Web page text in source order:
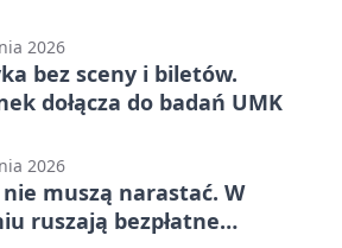
2026
bez sceny i biletów.
dołącza do badań UMK
2026
nie muszą narastać. W
ruszają bezpłatne